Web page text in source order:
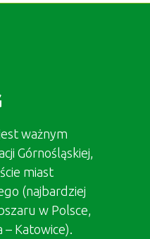
ważnym
Górnośląskiej,
miast
(najbardziej
w Polsce,
Katowice).